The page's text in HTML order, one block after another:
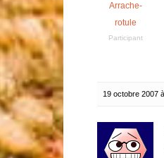
Arrache-
rotule
Participant
19 octobre 2007